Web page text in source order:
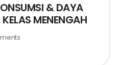
& DAYA
MENENGAH